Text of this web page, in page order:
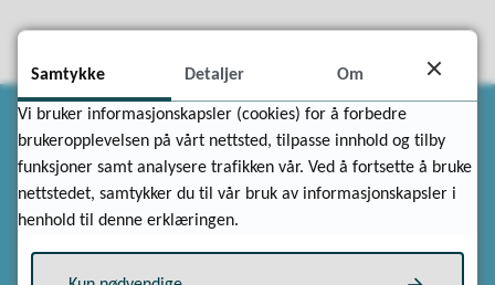
Kontakt oss
Samtykke Detaljer Om
Vi bruker informasjonskapsler (cookies) for å forbedre
brukeropplevelsen på vårt nettsted, tilpasse innhold og tilby
funksjoner samt analysere trafikken vår. Ved å fortsette å bruke
nettstedet, samtykker du til vår bruk av informasjonskapsler i
henhold til denne erklæringen.